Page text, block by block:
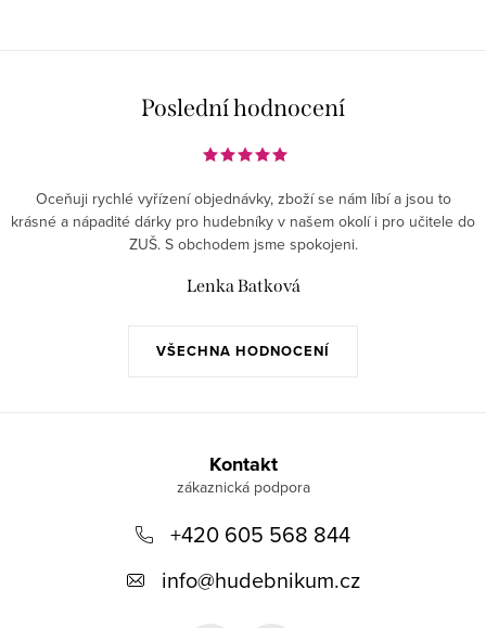
Poslední hodnocení
VŠECHNA HODNOCENÍ
Oceňuji rychlé vyřízení objednávky, zboží se nám líbí a jsou to
krásné a nápadité dárky pro hudebníky v našem okolí i pro učitele do
ZUŠ. S obchodem jsme spokojeni.
Lenka Batková
Kontakt
+420 605 568 844
info@hudebnikum.cz